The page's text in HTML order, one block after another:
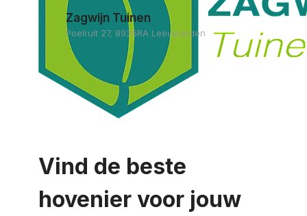
Zagwijn Tuinen
Poelruit 27, 8935RA Leeuwarden
Vind de beste
hovenier voor jouw